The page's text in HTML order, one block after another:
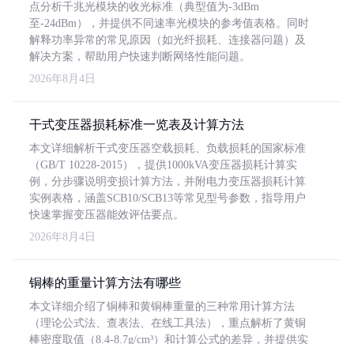
点分析千兆光模块的收光标准（典型值为-3dBm
至-24dBm），并提供不同速率光模块的参考值表格。同时
解释功率异常的常见原因（如光纤损耗、连接器问题）及
解决方案，帮助用户快速判断网络性能问题。
2026年8月4日
干式变压器损耗标准一览表及计算方法
本文详细解析干式变压器空载损耗、负载损耗的国家标准
（GB/T 10228-2015），提供1000kVA变压器损耗计算实
例，分步骤说明变损计算方法，并附电力变压器损耗计算
实例表格，涵盖SCB10/SCB13等常见型号参数，指导用户
快速掌握变压器能效评估要点。
2026年8月4日
铜棒的重量计算方法有哪些
本文详细介绍了铜棒和黄铜棒重量的三种常用计算方法
（理论公式法、查表法、在线工具法），重点解析了黄铜
棒密度取值（8.4-8.7g/cm³）和计算公式的差异，并提供实